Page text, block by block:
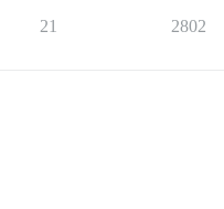
21 2802